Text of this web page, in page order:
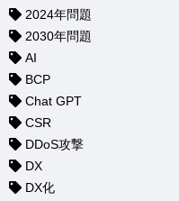
2024年問題
2030年問題
AI
BCP
Chat GPT
CSR
DDoS攻撃
DX
DX化